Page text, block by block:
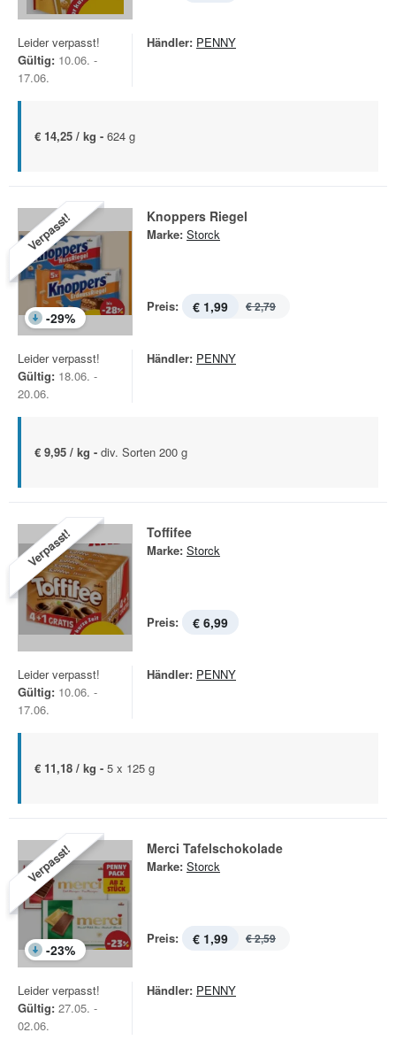
Leider verpasst!
Gültig: 10.06. -
17.06.
Händler: PENNY
€ 14,25 / kg - 624 g
Verpasst!
-29%
Knoppers Riegel
Marke: Storck
Preis: € 1,99 € 2,79
Leider verpasst!
Gültig: 18.06. -
20.06.
Händler: PENNY
€ 9,95 / kg - div. Sorten 200 g
Verpasst! Toffifee
Marke: Storck
Preis: € 6,99
Leider verpasst!
Gültig: 10.06. -
17.06.
Händler: PENNY
€ 11,18 / kg - 5 x 125 g
Verpasst!
-23%
Merci Tafelschokolade
Marke: Storck
Preis: € 1,99 € 2,59
Leider verpasst!
Gültig: 27.05. -
02.06.
Händler: PENNY